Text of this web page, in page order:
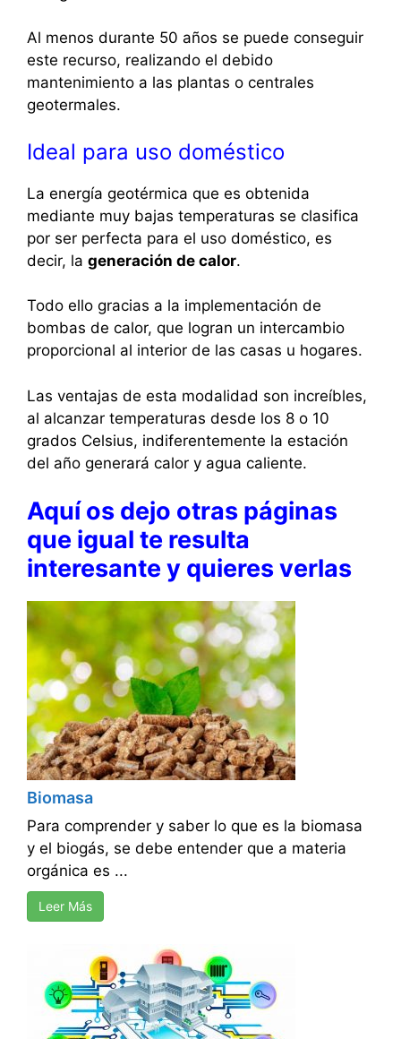
Al menos durante 50 años se puede conseguir
este recurso, realizando el debido
mantenimiento a las plantas o centrales
geotermales.
Ideal para uso doméstico
La energía geotérmica que es obtenida
mediante muy bajas temperaturas se clasifica
por ser perfecta para el uso doméstico, es
decir, la generación de calor.
Todo ello gracias a la implementación de
bombas de calor, que logran un intercambio
proporcional al interior de las casas u hogares.
Las ventajas de esta modalidad son increíbles,
al alcanzar temperaturas desde los 8 o 10
grados Celsius, indiferentemente la estación
del año generará calor y agua caliente.
Aquí os dejo otras páginas
que igual te resulta
interesante y quieres verlas
Biomasa
Para comprender y saber lo que es la biomasa
y el biogás, se debe entender que a materia
orgánica es ...
Leer Más